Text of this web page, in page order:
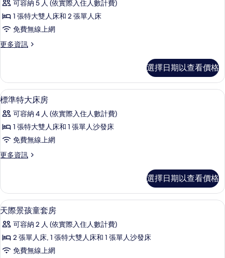
有
相
片
Queens)
的
詳
情
(Includes
Early
Park
Admission*)
有
相
片
可容納 5 人 (依實際入住人數計費)
1 張特大雙人床和 2 張單人床
免費無線上網
更多資訊
更
(Includes
Early
Park
的
詳
選擇日期以查看價格
顯
示
標
準
大
房
的
所
有
相
片
客房內保險箱、書桌、熨斗/熨衣板、
3
標準特大床房
可容納 4 人 (依實際入住人數計費)
1 張特大雙人床和 1 張單人沙發床
免費無線上網
更多資訊
更
特
大
床
的
詳
選擇日期以查看價格
顯
示
天
際
客房內保險箱、書桌、熨斗/熨衣板、
5
天際景孩童套房
可容納 2 人 (依實際入住人數計費)
2 張單人床, 1 張特大雙人床和 1 張單人沙發床
免費無線上網